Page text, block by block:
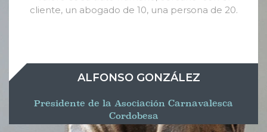
cliente, un abogado de 10, una persona de 20.
ALFONSO GONZÁLEZ
Presidente de la Asociación Carnavalesca
Cordobesa